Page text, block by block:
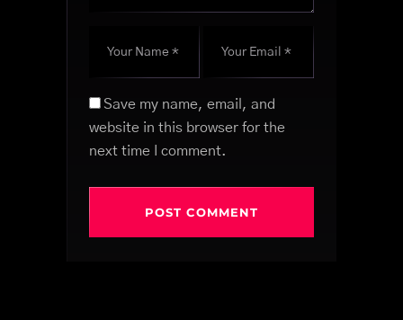
Save my name, email, and
website in this browser for the
next time I comment.